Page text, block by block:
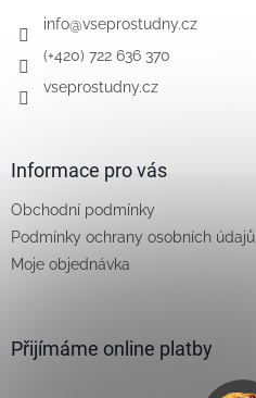
info@vseprostudny.cz
(+420) 722 636 370
vseprostudny.cz
Informace pro vás
Obchodní podmínky
Podmínky ochrany osobních údajů
Moje objednávka
Přijímáme online platby